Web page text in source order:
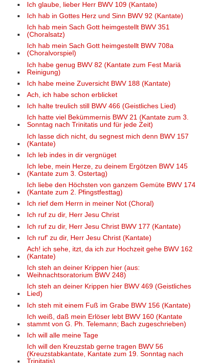
Ich glaube, lieber Herr BWV 109 (Kantate)
Ich hab in Gottes Herz und Sinn BWV 92 (Kantate)
Ich hab mein Sach Gott heimgestellt BWV 351
(Choralsatz)
Ich hab mein Sach Gott heimgestellt BWV 708a
(Choralvorspiel)
Ich habe genug BWV 82 (Kantate zum Fest Mariä
Reinigung)
Ich habe meine Zuversicht BWV 188 (Kantate)
Ach, ich habe schon erblicket
Ich halte treulich still BWV 466 (Geistliches Lied)
Ich hatte viel Bekümmernis BWV 21 (Kantate zum 3.
Sonntag nach Trinitatis und für jede Zeit)
Ich lasse dich nicht, du segnest mich denn BWV 157
(Kantate)
Ich leb indes in dir vergnüget
Ich lebe, mein Herze, zu deinem Ergötzen BWV 145
(Kantate zum 3. Ostertag)
Ich liebe den Höchsten von ganzem Gemüte BWV 174
(Kantate zum 2. Pfingstfesttag)
Ich rief dem Herrn in meiner Not (Choral)
Ich ruf zu dir, Herr Jesu Christ
Ich ruf zu dir, Herr Jesu Christ BWV 177 (Kantate)
Ich ruf' zu dir, Herr Jesu Christ (Kantate)
Ach! ich sehe, itzt, da ich zur Hochzeit gehe BWV 162
(Kantate)
Ich steh an deiner Krippen hier (aus:
Weihnachtsoratorium BWV 248)
Ich steh an deiner Krippen hier BWV 469 (Geistliches
Lied)
Ich steh mit einem Fuß im Grabe BWV 156 (Kantate)
Ich weiß, daß mein Erlöser lebt BWV 160 (Kantate
stammt von G. Ph. Telemann; Bach zugeschrieben)
Ich will alle meine Tage
Ich will den Kreuzstab gerne tragen BWV 56
(Kreuzstabkantate, Kantate zum 19. Sonntag nach
Trinitatis)